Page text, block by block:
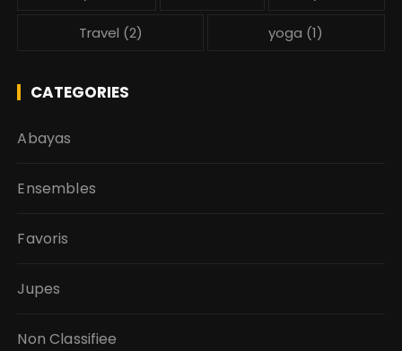
Travel (2) yoga (1)
CATEGORIES
Abayas
Ensembles
Favoris
Jupes
Non Classifiee